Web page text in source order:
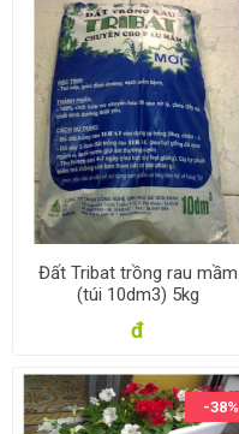
Đất Tribat trồng rau mầm
(túi 10dm3) 5kg
đ
-38%